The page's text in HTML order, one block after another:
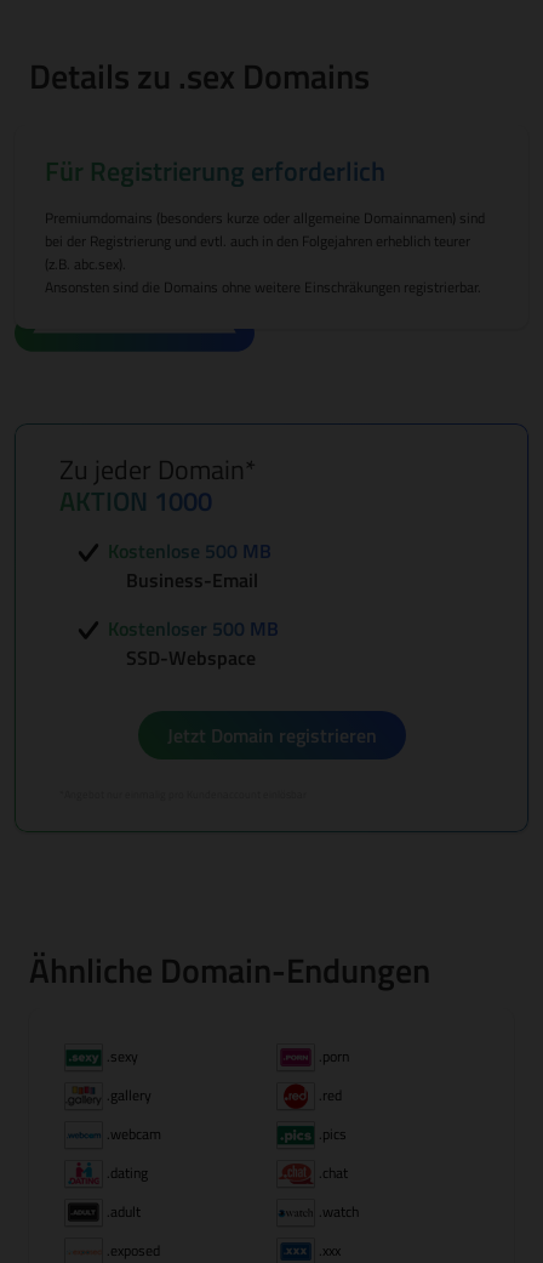
Details zu .sex Domains
Für Registrierung erforderlich
Premiumdomains (besonders kurze oder allgemeine Domainnamen) sind
bei der Registrierung und evtl. auch in den Folgejahren erheblich teurer
(z.B. abc.sex).
Ansonsten sind die Domains ohne weitere Einschräkungen registrierbar.
Zu jeder Domain*
AKTION 1000
Kostenlose 500 MB
Business-Email
Kostenloser 500 MB
SSD-Webspace
Jetzt Domain registrieren
Ähnliche Domain-Endungen
.sexy
.porn
.gallery
.red
.webcam
.pics
.dating
.chat
.adult
.watch
.exposed
.xxx